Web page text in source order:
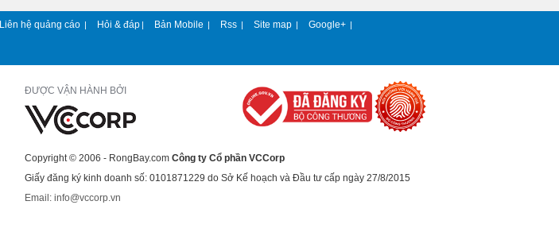
Liên hệ quảng cáo | Hỏi & đáp | Bản Mobile | Rss | Site map | Google+ |
ĐƯỢC VẬN HÀNH BỞI
Copyright © 2006 - RongBay.com Công ty Cổ phần VCCorp
Giấy đăng ký kinh doanh số: 0101871229 do Sở Kế hoạch và Đầu tư cấp ngày 27/8/2015
Email: info@vccorp.vn